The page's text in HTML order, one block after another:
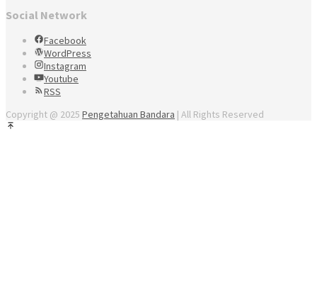
Social Network
Facebook
WordPress
Instagram
Youtube
RSS
Copyright @ 2025 Pengetahuan Bandara | All Rights Reserved